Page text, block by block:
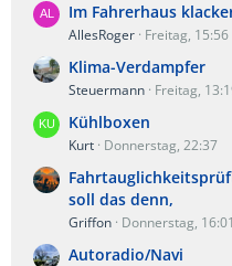
Im Fahrerhaus
AllesRoger Freitag, 15:56
Klima-Verdampfer
Steuermann Freitag,
Kühlboxen
Kurt Donnerstag, 22:37
soll das denn,
Griffon Donnerstag, 16:01
Autoradio/Navi